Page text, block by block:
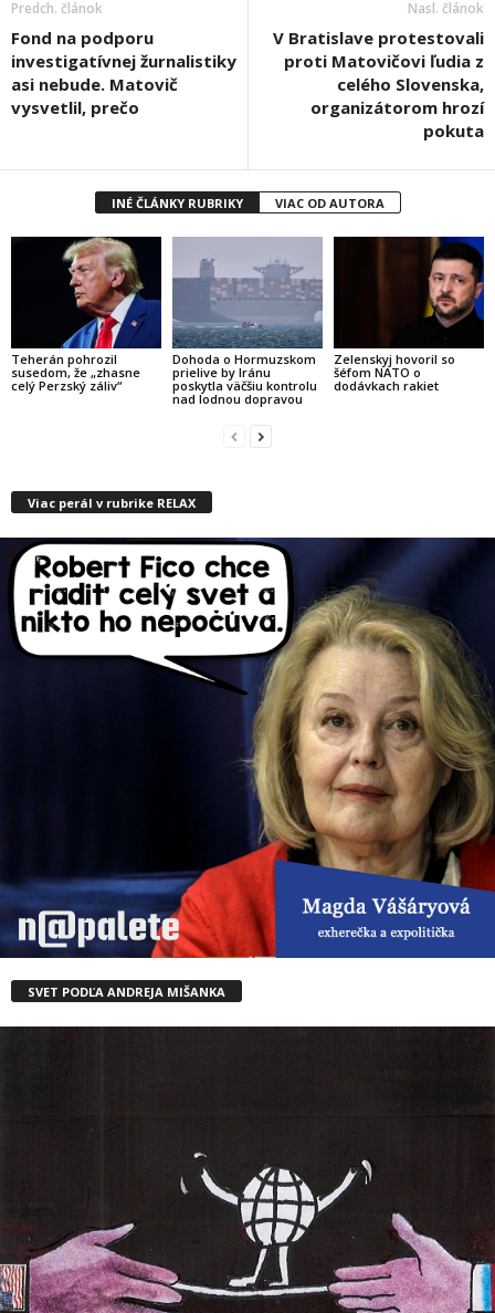
Predch. článok
Fond na podporu
investigatívnej žurnalistiky
asi nebude. Matovič
vysvetlil, prečo
Nasl. článok
V Bratislave protestovali
proti Matovičovi ľudia z
celého Slovenska,
organizátorom hrozí
pokuta
INÉ ČLÁNKY RUBRIKY VIAC OD AUTORA
Teherán pohrozil
susedom, že „zhasne
celý Perzský záliv“
Dohoda o Hormuzskom
prielive by Iránu
poskytla väčšiu kontrolu
nad lodnou dopravou
Zelenskyj hovoril so
šéfom NATO o
dodávkach rakiet
Viac perál v rubrike RELAX
SVET PODĽA ANDREJA MIŠANKA